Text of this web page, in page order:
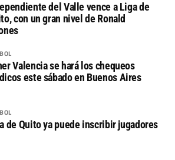
del Valle vence a Liga de
con un gran nivel de Ronald
Valencia se hará los chequeos
este sábado en Buenos Aires
de Quito ya puede inscribir jugadores